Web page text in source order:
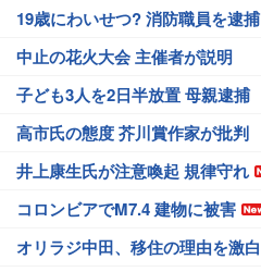
19歳にわいせつ? 消防職員を逮捕
中止の花火大会 主催者が説明
子ども3人を2日半放置 母親逮捕
高市氏の態度 芥川賞作家が批判
井上康生氏が注意喚起 規律守れ
コロンビアでM7.4 建物に被害
オリラジ中田、移住の理由を激白